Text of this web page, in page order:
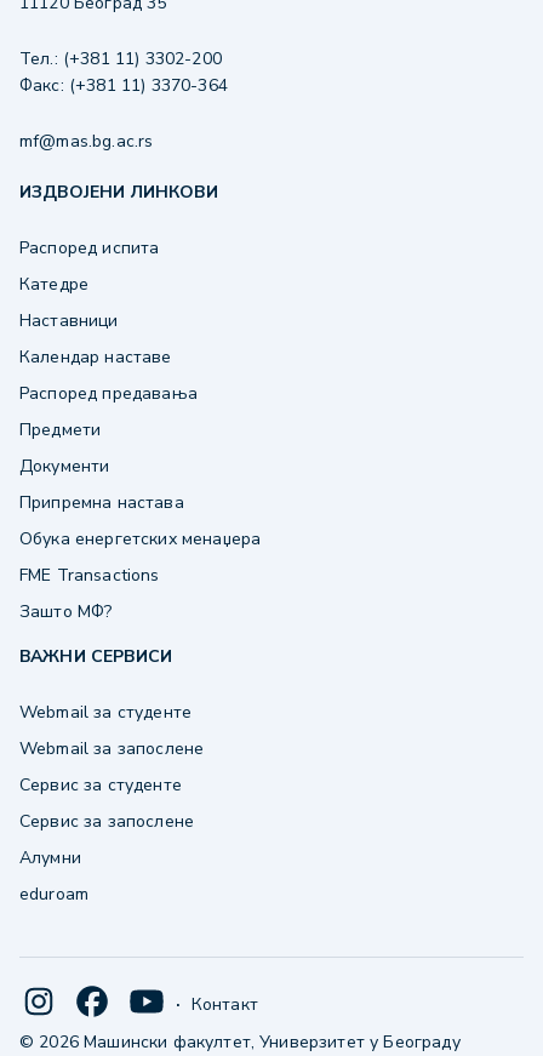
Тел.: (+381 11) 3302-200
Факс: (+381 11) 3370-364
mf@mas.bg.ac.rs
ИЗДВОЈЕНИ ЛИНКОВИ
Распоред испита
Катедре
Наставници
Календар наставе
Распоред предавања
Предмети
Документи
Припремна настава
Обука енергетских менаџера
FME Transactions
Зашто МФ?
ВАЖНИ СЕРВИСИ
Webmail за студенте
Webmail за запослене
Сервис за студенте
Сервис за запослене
Алумни
eduroam
· Контакт
© 2026 Машински факултет, Универзитет у Београду